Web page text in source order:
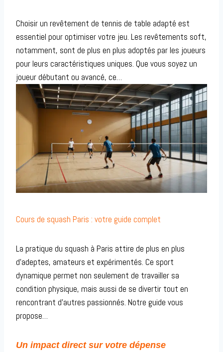
Choisir un revêtement de tennis de table adapté est
essentiel pour optimiser votre jeu. Les revêtements soft,
notamment, sont de plus en plus adoptés par les joueurs
pour leurs caractéristiques uniques. Que vous soyez un
joueur débutant ou avancé, ce…
Cours de squash Paris : votre guide complet
La pratique du squash à Paris attire de plus en plus
d’adeptes, amateurs et expérimentés. Ce sport
dynamique permet non seulement de travailler sa
condition physique, mais aussi de se divertir tout en
rencontrant d’autres passionnés. Notre guide vous
propose…
Un impact direct sur votre dépense